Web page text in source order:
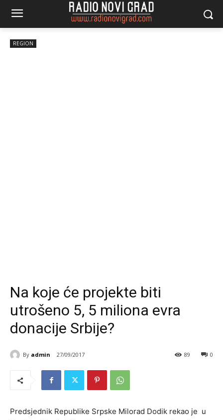
REGION
Na koje će projekte biti
utrošeno 5, 5 miliona evra
donacije Srbije?
By admin 27/09/2017 0
89
Predsjednik Republike Srpske Milorad Dodik rekao je u